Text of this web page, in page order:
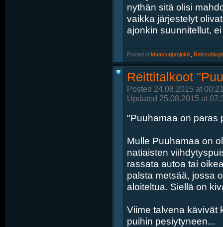
nythän sitä olisi
vaikka järjestelyt
ajonkin suunnitellut,
Posted in Maasturiprojektit Reissublogit
Reittitalkoot
Posted 24.08.2015 at
Updated 25.08.2015 at
"Puuhamaa on paras
Mulle Puuhamaa on
natiaisten
rassata autoa tai
palsta metsää, jossa
aloiteltua. Siellä on
Viime talvena kävivät
puihin pesiytyneen...